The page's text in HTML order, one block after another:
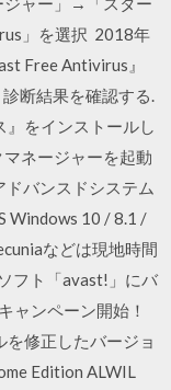
」を選択 2018年
Free Antivirus』
断結果を確認する.
をインストールし
ネージャーを起動
ドバンスドシステム
Windows 10 / 8.1 /
などは現地時間
フト「avast!」にバ
ャンペーン開始！
修正したバージョ
Edition ALWIL